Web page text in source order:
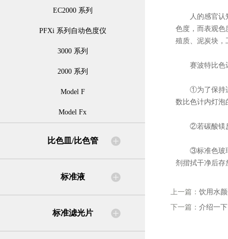
EC2000 系列
PFXi 系列自动色度仪
3000 系列
2000 系列
Model F
Model Fx
比色皿/比色管
标准液
标准滤光片
人的感官认知
色度，而表观色
殖质、泥炭块，
赛波特比色
①为了保持适
数比色计内灯泡
②若碳酸镁反
③标准色玻璃
剂揩拭干净后存
上一篇： 饮用水
下一篇： 介绍一